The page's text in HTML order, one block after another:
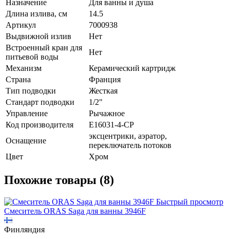
Назначение
Для ванны и душа
Длина излива, см
14.5
Артикул
7000938
Выдвижной излив
Нет
Встроенный кран для
питьевой воды
Нет
Механизм
Керамический картридж
Страна
Франция
Тип подводки
Жесткая
Стандарт подводки
1/2"
Управление
Рычажное
Код производителя
E16031-4-CP
Оснащение
эксцентрики, аэратор,
переключатель потоков
Цвет
Хром
Похожие товары (8)
Быстрый просмотр
Смеситель ORAS Saga для ванны 3946F
Финляндия